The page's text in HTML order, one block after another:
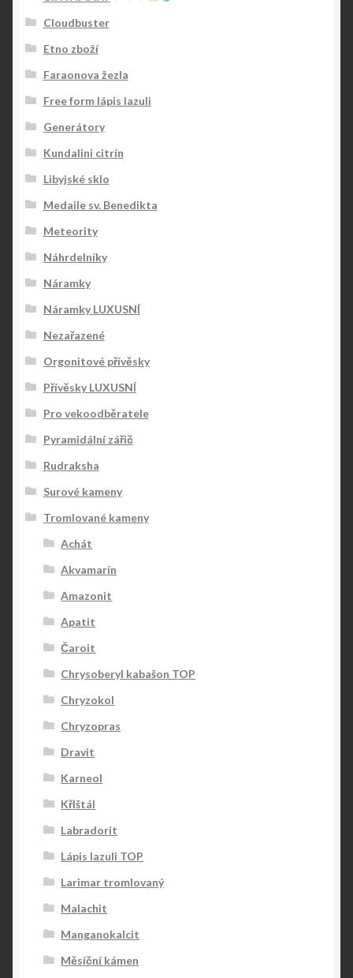
Cloudbuster
Etno zboží
Faraonova žezla
Free form lápis lazuli
Generátory
Kundalini citrín
Libyjské sklo
Medaile sv. Benedikta
Meteority
Náhrdelníky
Náramky
Náramky LUXUSNÍ
Nezařazené
Orgonitové přívěsky
Přívěsky LUXUSNÍ
Pro vekoodběratele
Pyramidální zářič
Rudraksha
Surové kameny
Tromlované kameny
Achát
Akvamarín
Amazonit
Apatit
Čaroit
Chrysoberyl kabašon TOP
Chryzokol
Chryzopras
Dravit
Karneol
KřIštál
Labradorit
Lápis lazuli TOP
Larimar tromlovaný
Malachit
Manganokalcit
Měsíční kámen